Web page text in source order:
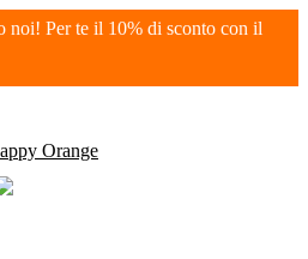
Per te il 10% di sconto con il